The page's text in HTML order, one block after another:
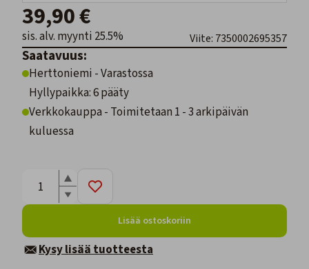
39,90 €
sis. alv. myynti 25.5% Viite: 7350002695357
Saatavuus:
Herttoniemi - Varastossa
Hyllypaikka: 6 pääty
Verkkokauppa - Toimitetaan 1 - 3 arkipäivän
kuluessa
Lisää ostoskoriin
Kysy lisää tuotteesta